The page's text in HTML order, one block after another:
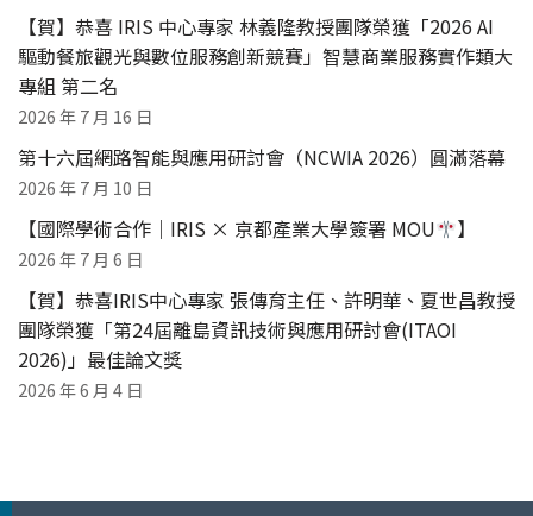
【賀】恭喜 IRIS 中心專家 林義隆教授團隊榮獲「2026 AI
驅動餐旅觀光與數位服務創新競賽」智慧商業服務實作類大
專組 第二名
2026 年 7 月 16 日
第十六屆網路智能與應用研討會（NCWIA 2026）圓滿落幕
2026 年 7 月 10 日
【國際學術合作｜IRIS × 京都產業大學簽署 MOU 】
2026 年 7 月 6 日
【賀】恭喜IRIS中心專家 張傳育主任、許明華、夏世昌教授
團隊榮獲「第24屆離島資訊技術與應用研討會(ITAOI
2026)」最佳論文獎
2026 年 6 月 4 日